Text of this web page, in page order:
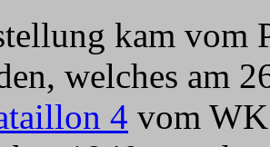
kam
welches am
4 vom